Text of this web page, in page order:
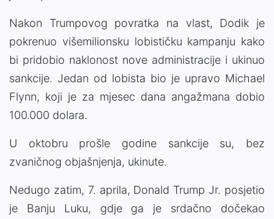
Nakon Trumpovog povratka na vlast, Dodik je
pokrenuo višemilionsku lobističku kampanju kako
bi pridobio naklonost nove administracije i ukinuo
sankcije. Jedan od lobista bio je upravo Michael
Flynn, koji je za mjesec dana angažmana dobio
100.000 dolara.
U oktobru prošle godine sankcije su, bez
zvaničnog objašnjenja, ukinute.
Nedugo zatim, 7. aprila, Donald Trump Jr. posjetio
je Banju Luku, gdje ga je srdačno dočekao